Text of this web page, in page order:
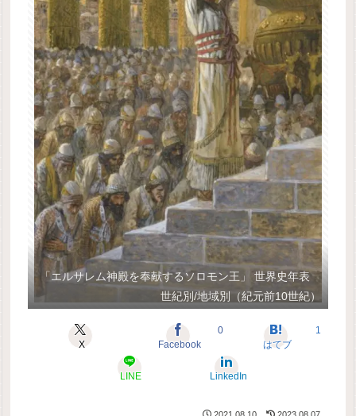
「エルサレム神殿を奉献するソロモン王」 世界史年表
世紀別/地域別（紀元前10世紀）
X Facebook
0
はてブ
1
LINE LinkedIn